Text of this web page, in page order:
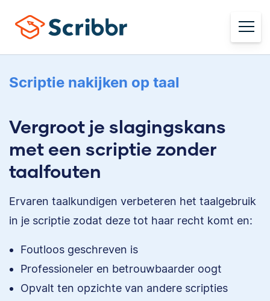
Scriptie nakijken op taal
Vergroot je slagingskans
met een scriptie zonder
taalfouten
Ervaren taalkundigen verbeteren het taalgebruik
in je scriptie zodat deze tot haar recht komt en:
Foutloos geschreven is
Professioneler en betrouwbaarder oogt
Opvalt ten opzichte van andere scripties